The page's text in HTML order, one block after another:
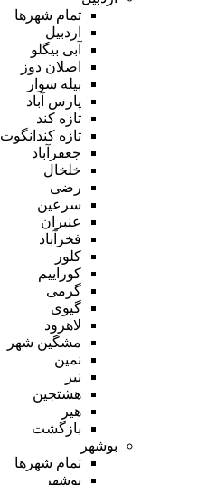
تمام شهر‌ها
اردبیل
آبی بیگلو
اصلان دوز
بیله سوار
پارس آباد
تازه کند
تازه کندانگوت
جعفرآباد
خلخال
رضی
سرعین
عنبران
فخرآباد
کلور
کوراییم
گرمی
گیوی
لاهرود
مشگین شهر
نمین
نیر
هشتجین
هیر
بازگشت
بوشهر
تمام شهر‌ها
بوشهر